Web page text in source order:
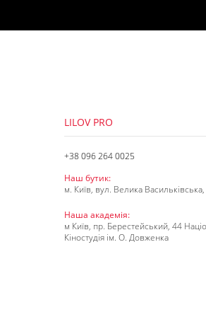
LILOV PRO
+38 096 264 0025
Наш бутик:
м. Київ, вул. Велика
Наша академія:
м Київ, пр. Берестейський, 44
Кіностудія ім. О. Довженка